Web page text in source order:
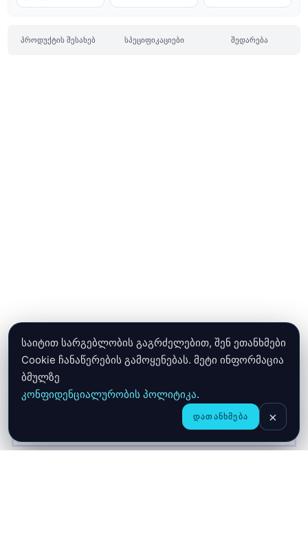
საიტით სარგებლობის გაგრძელებით, შენ ეთანხმები
Cookie ჩანაწერების გამოყენებას. მეტი ინფორმაცია
ბმულზე
კონფიდენციალურობის პოლიტიკა.
ᲓᲐᲗᲐᲜᲮᲛᲔᲑᲐ ×
ᲛᲐᲦᲐᲖᲘᲐ ᲙᲐᲚᲐᲗᲐ